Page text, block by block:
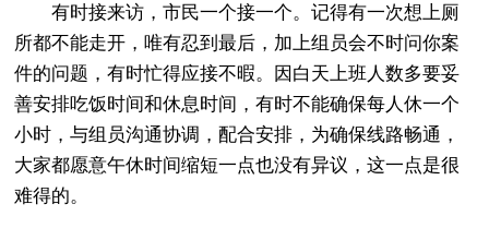
有时接来访，市民一个接一个。记得有一次想上厕
所都不能走开，唯有忍到最后，加上组员会不时问你案
件的问题，有时忙得应接不暇。因白天上班人数多要妥
善安排吃饭时间和休息时间，有时不能确保每人休一个
小时，与组员沟通协调，配合安排，为确保线路畅通，
大家都愿意午休时间缩短一点也没有异议，这一点是很
难得的。